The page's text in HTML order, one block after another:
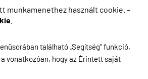
munkamenethez használt cookie. –
.
található „Segítség” funkció,
vonatkozóan, hogy az Érintett saját